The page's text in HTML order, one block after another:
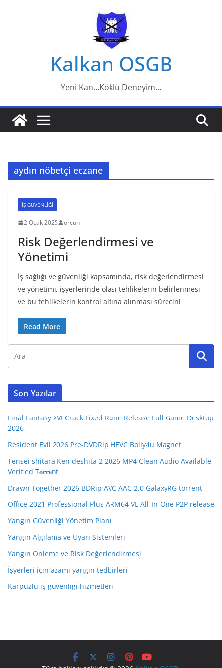
Kalkan OSGB
Yeni Kan…Köklü Deneyim…
aydın nöbetçi eczane
IŞ GÜVENLIĞI
2 Ocak 2025 orcun
Risk Değerlendirmesi ve
Yönetimi
İş sağlığı ve güvenliği kapsamında, risk değerlendirmesi
ve yönetimi, işyerlerinde olası tehlikelerin belirlenmesi
ve bu tehlikelerin kontrol altına alınması sürecini
Read More
Son Yazılar
Final Fantasy XVI Crack Fixed Rune Release Full Game Desktop
2026
Resident Evil 2026 Pre-DVDRip HEVC Bolly4u Magnet
Tensei shitara Ken deshita 2 2026 MP4 Clean Audio Available
Verified T𝐨𝐫𝐫𝐞nt
Drawn Together 2026 BDRip AVC AAC 2.0 GalaxyRG torrent
Office 2021 Professional Plus ARM64 VL All-In-One P2P release
Yangın Güvenliği Yönetim Planı
Yangın Algılama ve Uyarı Sistemleri
Yangın Önleme ve Risk Değerlendirmesi
İşyerleri için azami yangın tedbirleri
Karpuzlu iş güvenliği hizmetleri